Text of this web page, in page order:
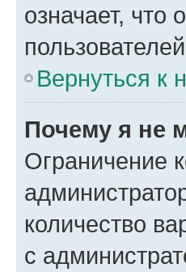
означает, что
Вернуться к
Почему я не
Ограничение
количество
с